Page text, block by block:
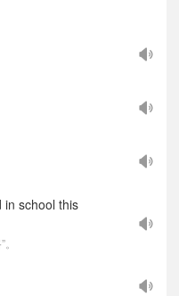
in school this